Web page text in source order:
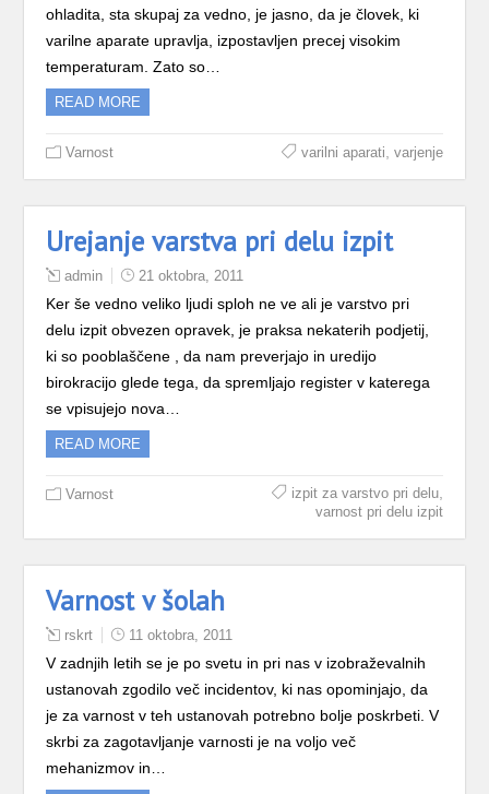
ohladita, sta skupaj za vedno, je jasno, da je človek, ki
varilne aparate upravlja, izpostavljen precej visokim
temperaturam. Zato so…
READ MORE
Varnost varilni aparati varjenje
Urejanje varstva pri delu izpit
admin 21 oktobra, 2011
Ker še vedno veliko ljudi sploh ne ve ali je varstvo pri
delu izpit obvezen opravek, je praksa nekaterih podjetij,
ki so pooblaščene , da nam preverjajo in uredijo
birokracijo glede tega, da spremljajo register v katerega
se vpisujejo nova…
READ MORE
Varnost izpit za varstvo pri delu,
varnost pri delu izpit
Varnost v šolah
rskrt 11 oktobra, 2011
V zadnjih letih se je po svetu in pri nas v izobraževalnih
ustanovah zgodilo več incidentov, ki nas opominjajo, da
je za varnost v teh ustanovah potrebno bolje poskrbeti. V
skrbi za zagotavljanje varnosti je na voljo več
mehanizmov in…